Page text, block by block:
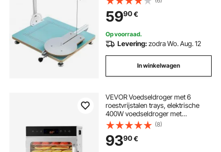
geschaalde werkbank 77 x 36 x
35,5 cm
5990€
Op voorraad.
Levering:zodra Wo. Aug. 12
In winkelwagen
VEVOR Voedseldroger met 6
roestvrijstalen trays, elektrische
400W voedseldroger met
instelbare temperatuur, vriesdroger
voor gedroogd vlees, fruit,
groenten, kruiden en
hondensnoepjes
(8)
9390€